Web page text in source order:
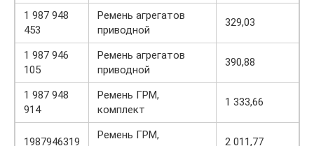
1 987 948
453
Ремень агрегатов
приводной
329,03
1 987 946
105
Ремень агрегатов
приводной
390,88
1 987 948
914
Ремень ГРМ,
комплект
1 333,66
1987946319
Ремень ГРМ,
2 011,77